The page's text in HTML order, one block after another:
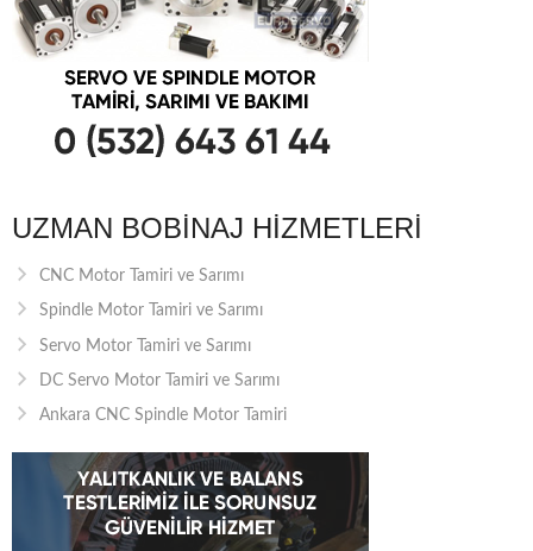
UZMAN BOBINAJ HIZMETLERI
CNC Motor Tamiri ve Sarımı
Spindle Motor Tamiri ve Sarımı
Servo Motor Tamiri ve Sarımı
DC Servo Motor Tamiri ve Sarımı
Ankara CNC Spindle Motor Tamiri